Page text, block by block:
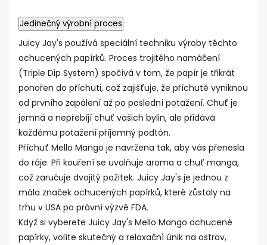
Jedinečný výrobní proces
Juicy Jay's používá speciální techniku výroby těchto
ochucených papírků. Proces trojitého namáčení
(Triple Dip System) spočívá v tom, že papír je třikrát
ponořen do příchuti, což zajišťuje, že příchutě vyniknou
od prvního zapálení až po poslední potažení. Chuť je
jemná a nepřebíjí chuť vašich bylin, ale přidává
každému potažení příjemný podtón.
Příchuť Mello Mango je navržena tak, aby vás přenesla
do ráje. Při kouření se uvolňuje aroma a chuť manga,
což zaručuje dvojitý požitek. Juicy Jay's je jednou z
mála značek ochucených papírků, které zůstaly na
trhu v USA po právní výzvě FDA.
Když si vyberete Juicy Jay's Mello Mango ochucené
papírky, volíte skutečný a relaxační únik na ostrov,